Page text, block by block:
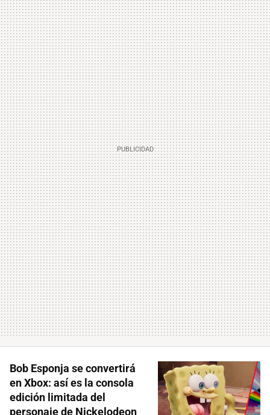
Bob Esponja se convertirá
en Xbox: así es la consola
edición limitada del
personaje de Nickelodeon